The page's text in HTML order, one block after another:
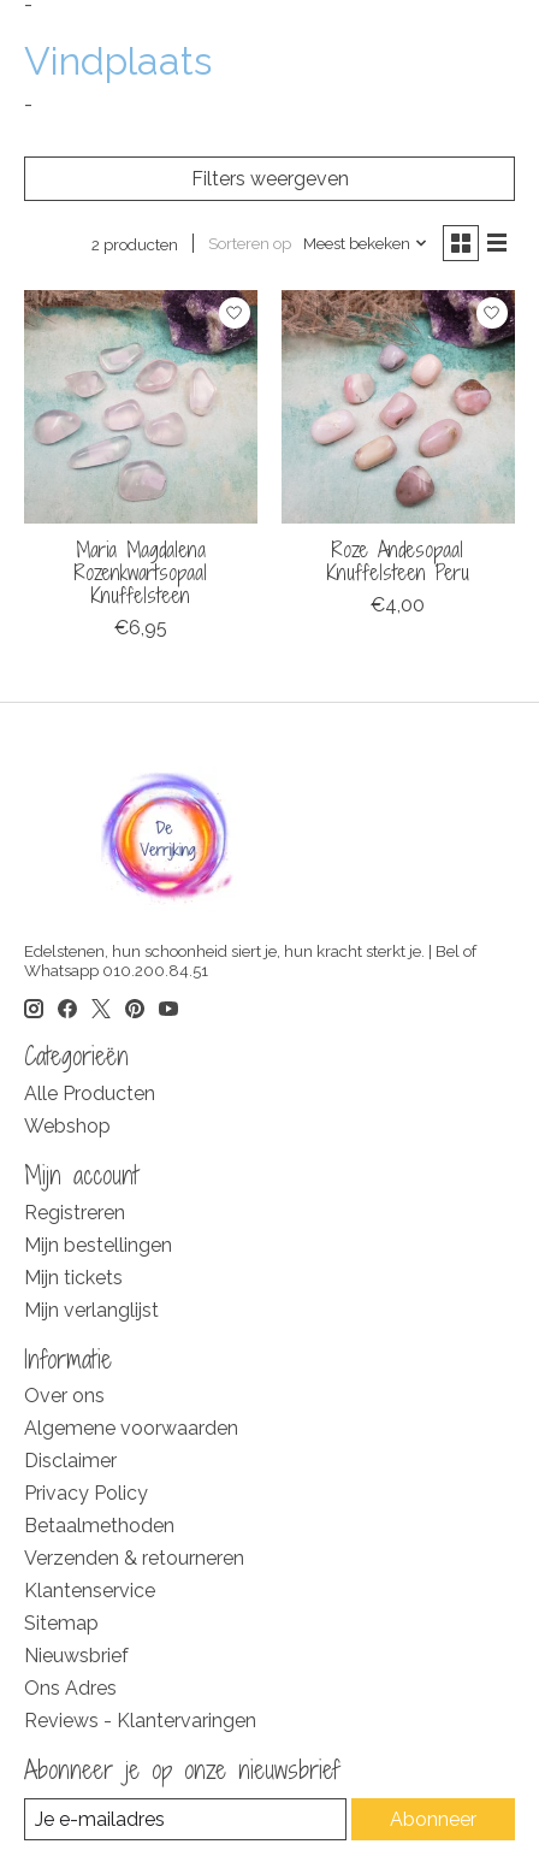
Vindplaats
-
Filters weergeven
2 producten Sorteren op Meest bekeken
Maria Magdalena
Rozenkwartsopaal
Knuffelsteen
€6,95
Roze Andesopaal
Knuffelsteen Peru
€4,00
Edelstenen, hun schoonheid siert je, hun kracht sterkt je. | Bel of
Whatsapp 010.200.84.51
Categorieën
Alle Producten
Webshop
Mijn account
Registreren
Mijn bestellingen
Mijn tickets
Mijn verlanglijst
Informatie
Over ons
Algemene voorwaarden
Disclaimer
Privacy Policy
Betaalmethoden
Verzenden & retourneren
Klantenservice
Sitemap
Nieuwsbrief
Ons Adres
Reviews - Klantervaringen
Abonneer je op onze nieuwsbrief
Abonneer